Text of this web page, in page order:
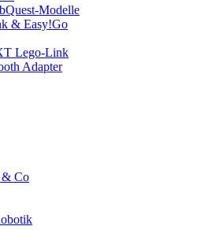
Modelle
& Easy!Go
Lego-Link
Adapter
& Co